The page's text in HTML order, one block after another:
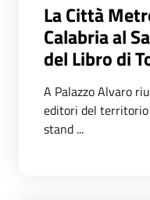
La Città
Calabria al
del Libro di
A Palazzo Alvaro
editori del
stand ...